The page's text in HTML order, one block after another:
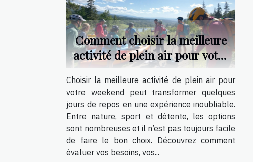
Comment choisir la meilleure
activité de plein air pour votre
weekend ?
Choisir la meilleure activité de plein air pour
votre weekend peut transformer quelques
jours de repos en une expérience inoubliable.
Entre nature, sport et détente, les options
sont nombreuses et il n’est pas toujours facile
de faire le bon choix. Découvrez comment
évaluer vos besoins, vos...